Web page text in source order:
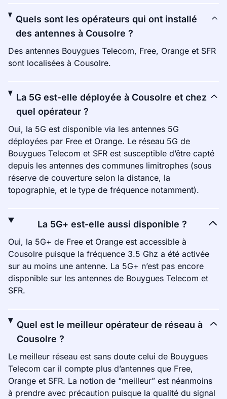
Quels sont les opérateurs qui ont installé
des antennes à Cousolre ?
Des antennes Bouygues Telecom, Free, Orange et SFR
sont localisées à Cousolre.
La 5G est-elle déployée à Cousolre et chez
quel opérateur ?
Oui, la 5G est disponible via les antennes 5G
déployées par Free et Orange. Le réseau 5G de
Bouygues Telecom et SFR est susceptible d’être capté
depuis les antennes des communes limitrophes (sous
réserve de couverture selon la distance, la
topographie, et le type de fréquence notamment).
La 5G+ est-elle aussi disponible ?
Oui, la 5G+ de Free et Orange est accessible à
Cousolre puisque la fréquence 3.5 Ghz a été activée
sur au moins une antenne. La 5G+ n’est pas encore
disponible sur les antennes de Bouygues Telecom et
SFR.
Quel est le meilleur opérateur de réseau à
Cousolre ?
Le meilleur réseau est sans doute celui de Bouygues
Telecom car il compte plus d’antennes que Free,
Orange et SFR. La notion de “meilleur” est néanmoins
à prendre avec précaution puisque la qualité du signal